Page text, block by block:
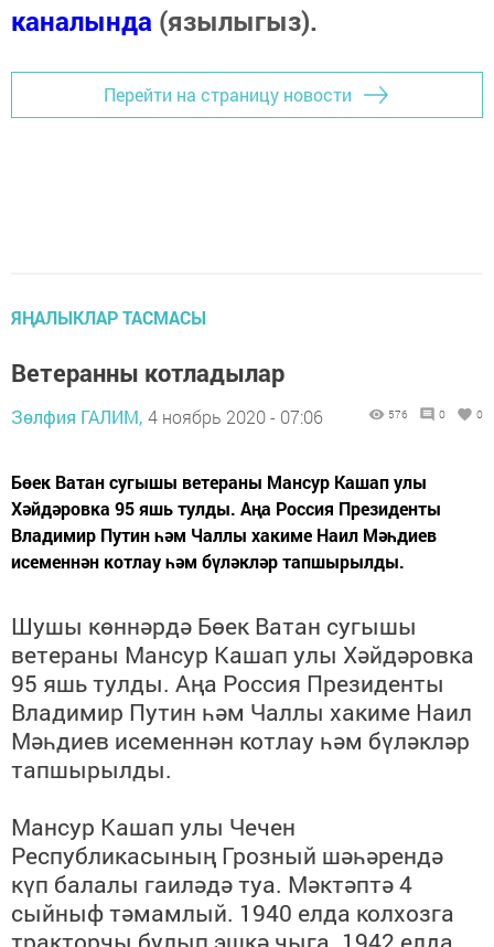
каналында (язылыгыз).
Перейти на страницу новости
ЯҢАЛЫКЛАР ТАСМАСЫ
Ветеранны котладылар
Зөлфия ГАЛИМ, 4 ноябрь 2020 - 07:06 576 0 0
Бөек Ватан сугышы ветераны Мансур Кашап улы
Хәйдәровка 95 яшь тулды. Аңа Россия Президенты
Владимир Путин һәм Чаллы хакиме Наил Мәһдиев
исеменнән котлау һәм бүләкләр тапшырылды.
Шушы көннәрдә Бөек Ватан сугышы
ветераны Мансур Кашап улы Хәйдәровка
95 яшь тулды. Аңа Россия Президенты
Владимир Путин һәм Чаллы хакиме Наил
Мәһдиев исеменнән котлау һәм бүләкләр
тапшырылды.
Мансур Кашап улы Чечен
Республикасының Грозный шәһәрендә
күп балалы гаиләдә туа. Мәктәптә4
сыйныф тәмамлый. 1940 елда колхозга